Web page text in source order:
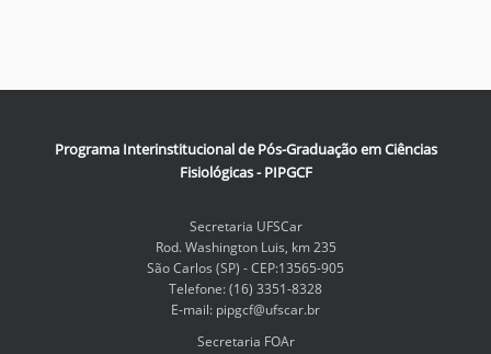
Programa Interinstitucional de Pós-Graduação em Ciências
Fisiológicas - PIPGCF
Secretaria UFSCar
Rod. Washington Luis, km 235
São Carlos (SP) - CEP:13565-905
Telefone: (16) 3351-8328
E-mail: pipgcf@ufscar.br
Secretaria FOAr